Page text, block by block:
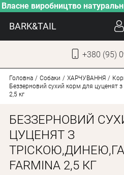
Власне виробництво
BARK&TAIL
+380 (95)
ВЛАСНЕ
Головна Собаки ХАРЧУВАННЯ
Беззерновий сухий корм для цуценят
2,5 кг
БЕЗЗЕРНОВИЙ
ЦУЦЕНЯТ З
FARMINA 2,5 КГ